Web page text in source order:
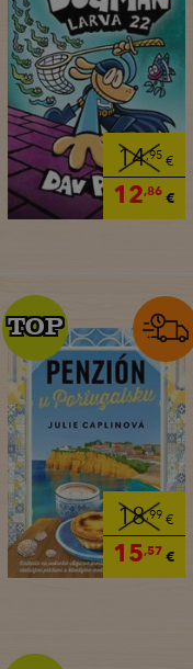
14,95€
12,86€
18,99 €
15,57 €
TOP
TOP